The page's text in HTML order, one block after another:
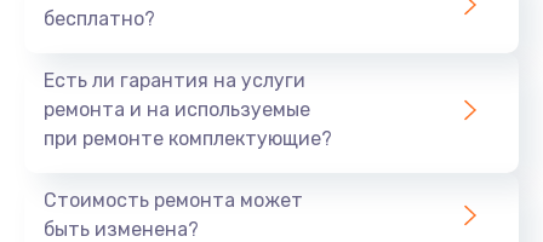
Заказать
Не заряжается
бесплатно?
Есть ли гарантия на услуги
ремонта и на используемые
при ремонте комплектующие?
Стоимость ремонта может
быть изменена?